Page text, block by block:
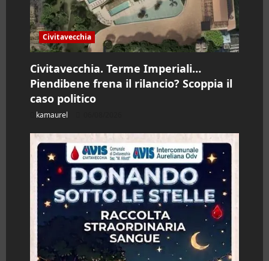
o
l
o
Civitavecchia
Civitavecchia. Terme Imperiali…
Piendibene frena il rilancio? Scoppia il
caso politico
kamaurel